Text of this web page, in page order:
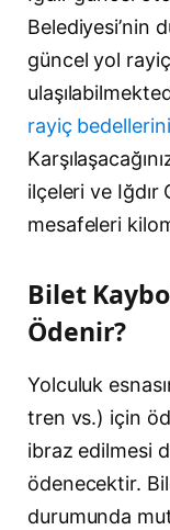
Belediyesi’nin
güncel yol
rayiç
ilçeleri ve Iğdır
mesafeleri
Bilet
Ödenir?
Yolculuk
tren vs.) için
ibraz edilmesi
ödenecektir.
durumunda